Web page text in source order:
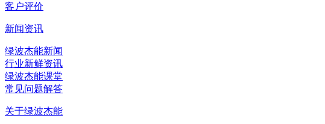
客户评价
新闻资讯
绿波杰能新闻
行业新鲜资讯
绿波杰能课堂
常见问题解答
关于绿波杰能